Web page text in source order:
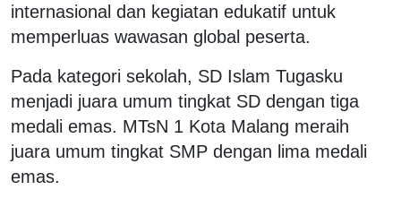
internasional dan kegiatan edukatif untuk
memperluas wawasan global peserta.
Pada kategori sekolah, SD Islam Tugasku
menjadi juara umum tingkat SD dengan tiga
medali emas. MTsN 1 Kota Malang meraih
juara umum tingkat SMP dengan lima medali
emas.